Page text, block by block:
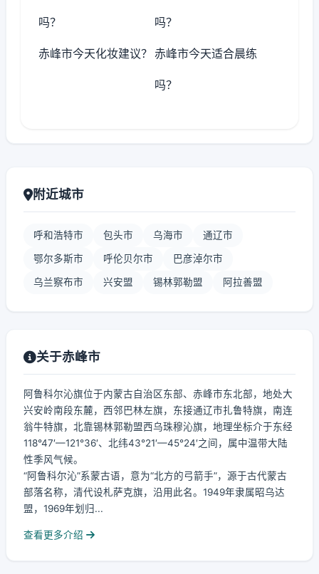
吗？ 吗？
赤峰市今天化妆建议？ 赤峰市今天适合晨练
吗？
附近城市
呼和浩特市 包头市 乌海市 通辽市
鄂尔多斯市 呼伦贝尔市 巴彦淖尔市
乌兰察布市 兴安盟 锡林郭勒盟 阿拉善盟
关于赤峰市
阿鲁科尔沁旗位于内蒙古自治区东部、赤峰市东北部，地处大
兴安岭南段东麓，西邻巴林左旗，东接通辽市扎鲁特旗，南连
翁牛特旗，北靠锡林郭勒盟西乌珠穆沁旗，地理坐标介于东经
118°47′—121°36′、北纬43°21′—45°24′之间，属中温带大陆
性季风气候。
“阿鲁科尔沁”系蒙古语，意为“北方的弓箭手”，源于古代蒙古
部落名称，清代设札萨克旗，沿用此名。1949年隶属昭乌达
盟，1969年划归...
查看更多介绍